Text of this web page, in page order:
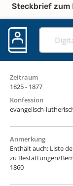
Steckbrief zum
Zeitraum
1825 - 1877
Konfession
evangelisch-
Anmerkung
Enthält auch: Liste
zu Bestattungen/
1860